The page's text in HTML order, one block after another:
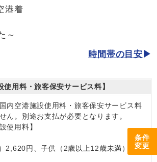
条件
変更
港着
～
時間帯の目安
使用料・旅客保安サービス料】
内空港施設使用料・旅客保安サービス料
ん。別途お支払が必要となります。
使用料】
2,620円、子供（2歳以上12歳未満）